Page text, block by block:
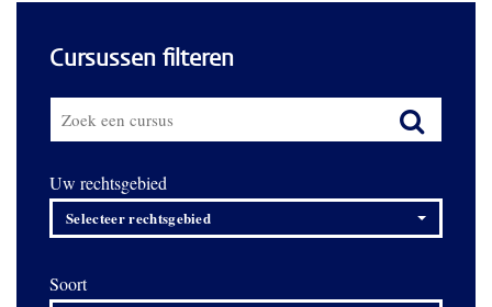
Cursussen filteren
Uw rechtsgebied
Selecteer rechtsgebied
Soort